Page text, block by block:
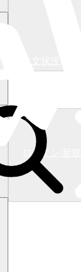
ログイン/新